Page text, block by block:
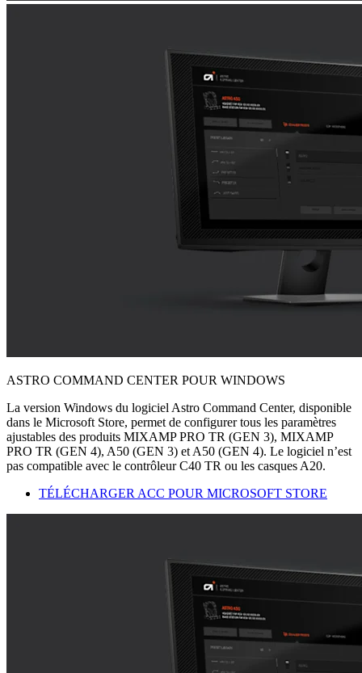
ASTRO COMMAND CENTER POUR WINDOWS
La version Windows du logiciel Astro Command Center, disponible
dans le Microsoft Store, permet de configurer tous les paramètres
ajustables des produits MIXAMP PRO TR (GEN 3), MIXAMP
PRO TR (GEN 4), A50 (GEN 3) et A50 (GEN 4). Le logiciel n’est
pas compatible avec le contrôleur C40 TR ou les casques A20.
TÉLÉCHARGER ACC POUR MICROSOFT STORE